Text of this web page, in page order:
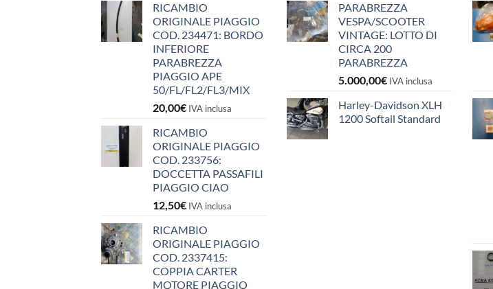
RICAMBIO
ORIGINALE PIAGGIO
COD. 234471: BORDO
INFERIORE
PARABREZZA
PIAGGIO APE
50/FL/FL2/FL3/MIX
20,00€ IVA inclusa
RICAMBIO
ORIGINALE PIAGGIO
COD. 233756:
DOCCETTA PASSAFILI
PIAGGIO CIAO
12,50€ IVA inclusa
RICAMBIO
ORIGINALE PIAGGIO
COD. 2337415:
COPPIA CARTER
MOTORE PIAGGIO
PARABREZZA
VESPA/SCOOTER
VINTAGE: LOTTO DI
CIRCA 200
PARABREZZA
5.000,00€ IVA inclusa
Harley-Davidson XLH
1200 Softail Standard